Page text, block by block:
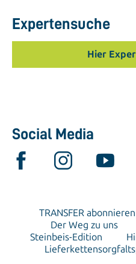
Expertensuche
Hier
Social Media
TRANSFER abonnieren
Der Weg zu uns
Steinbeis-Edition